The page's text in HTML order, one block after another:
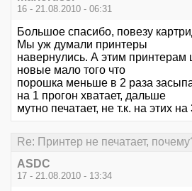
16 - 21.08.2010 - 06:31
Большое спасибо, повезу
Мы уж думали принтеры
навернулись. А этим принтерам
новые мало того что
порошка меньше в 2 раза
на 1 прогон хватает, дальше
мутно печатает, не т.к. на этих
Re: Принтер не печатает,
ASDC
17 - 21.08.2010 - 13:34